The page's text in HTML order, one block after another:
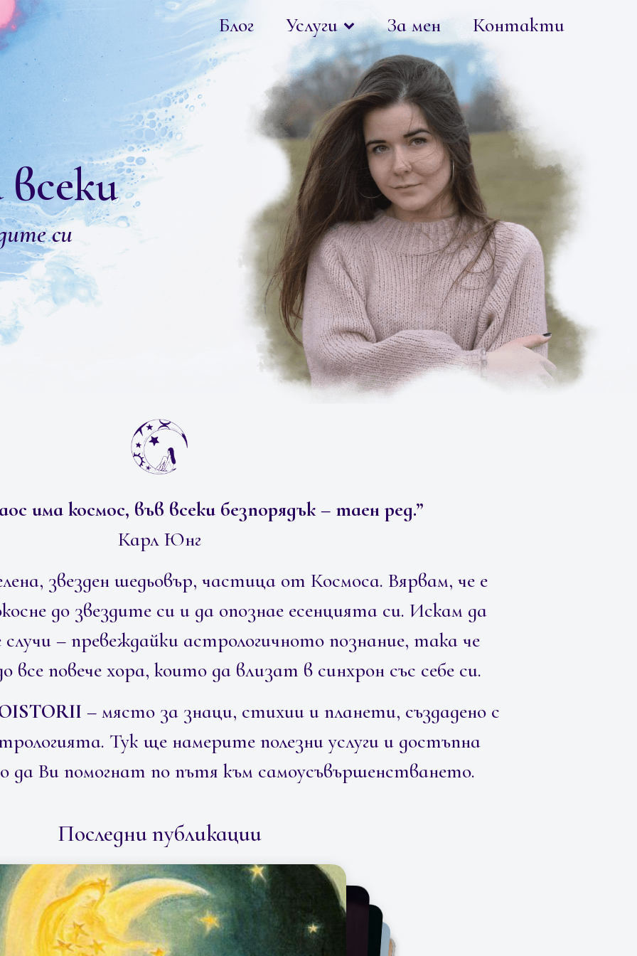
Блог Услуги За мен Контакти
си
има космос, във всеки безпорядък – таен ред.”
Карл Юнг
звезден шедьовър, частица от Космоса. Вярвам, че е
до звездите си и да опознае есенцията си. Искам да
– превеждайки астрологичното познание, така че
все повече хора, които да влизат в синхрон със себе си.
– място за знаци, стихии и планети, създадено с
Тук ще намерите полезни услуги и достъпна
да Ви помогнат по пътя към самоусъвършенстването.
Последни публикации